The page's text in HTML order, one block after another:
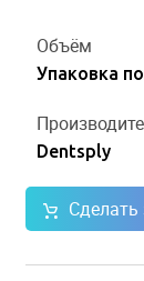
Объём
Упаковка
Dentsply
Сделать